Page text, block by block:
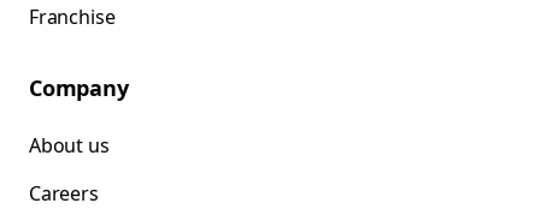
Franchise
Company
About us
Careers